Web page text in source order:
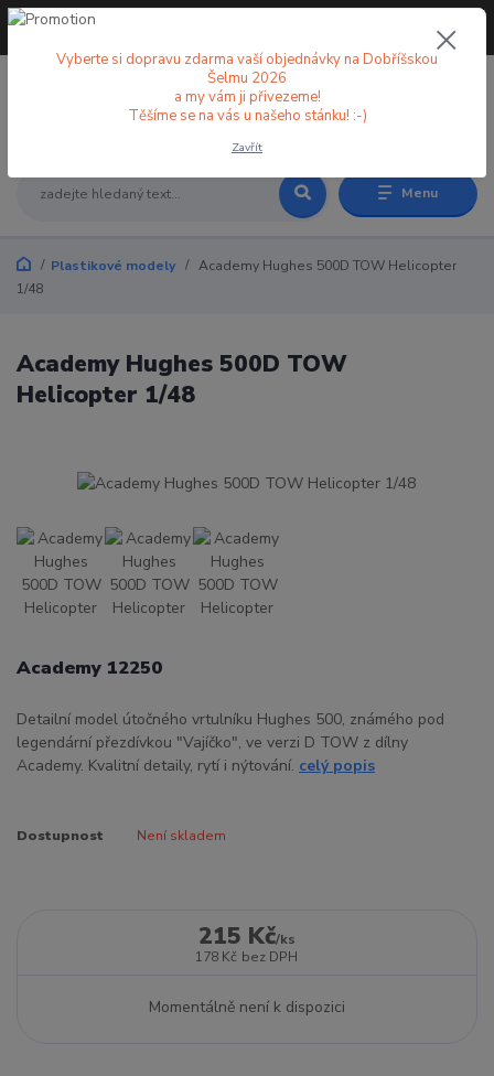
Menu
+420 773 998 582
Plastikové modely
Academy Hughes 500D TOW Helicopter
1/48
Academy Hughes 500D TOW
Helicopter 1/48
Academy 12250
Detailní model útočného vrtulníku Hughes 500, známého pod
legendární přezdívkou "Vajíčko", ve verzi D TOW z dílny
Academy. Kvalitní detaily, rytí i nýtování. celý popis
Dostupnost Není skladem
215 Kč/ks
178 Kč bez DPH
Momentálně není k dispozici
Vyberte si dopravu zdarma vaší objednávky na Dobříšskou
Šelmu 2026
a my vám ji přivezeme!
Těšíme se na vás u našeho stánku! :-)
Zavřít